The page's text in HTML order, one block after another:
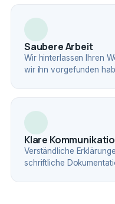
Saubere Arbeit
Wir hinterlassen Ihren
wir ihn vorgefunden
Klare
Verständliche
schriftliche